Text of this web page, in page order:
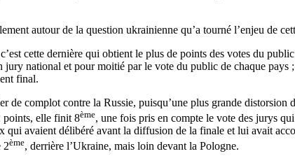
autour de la question ukrainienne qu’a tourné l’enjeu de
cette dernière qui obtient le plus de points des votes du
national et pour moitié par le vote du public de chaque pays
final.
de complot contre la Russie, puisqu’une plus grande distorsion
points, elle finit 8ème, une fois pris en compte le vote des jurys
avaient délibéré avant la diffusion de la finale et lui avait
2ème, derrière l’Ukraine, mais loin devant la Pologne.